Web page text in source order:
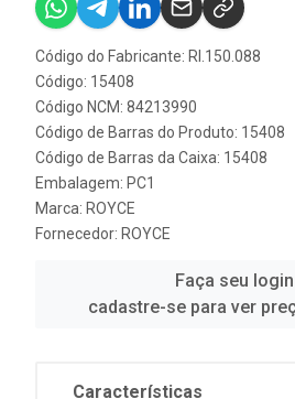
Código do Fabricante: RI.150.088
Código: 15408
Código NCM: 84213990
Código de Barras do Produto: 15408
Código de Barras da Caixa: 15408
Embalagem: PC1
Marca: ROYCE
Fornecedor: ROYCE
Faça seu
cadastre-se para ver
Características